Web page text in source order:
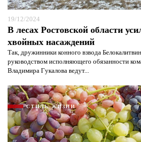
19/12/2024
В лесах Ростовской области
хвойных насаждений
Так, дружинники конного взвода
руководством исполняющего обязанности
Владимира Гукалова ведут...
СТИЛЬ ЖИЗНИ